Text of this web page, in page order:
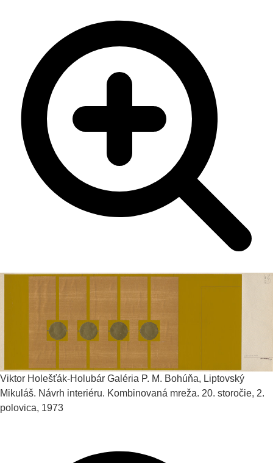
Viktor Holešťák-Holubár Galéria P. M. Bohúňa, Liptovský
Mikuláš. Návrh interiéru. Kombinovaná mreža. 20. storočie, 2.
polovica, 1973